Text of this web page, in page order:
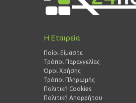
Η Εταιρεία
Ποίοι Είμαστε
Τρόποι Παραγγελίας
Όροι Χρήσης
Τρόποι Πληρωμής
Πολιτική Cookies
Πολιτική Απορρήτου